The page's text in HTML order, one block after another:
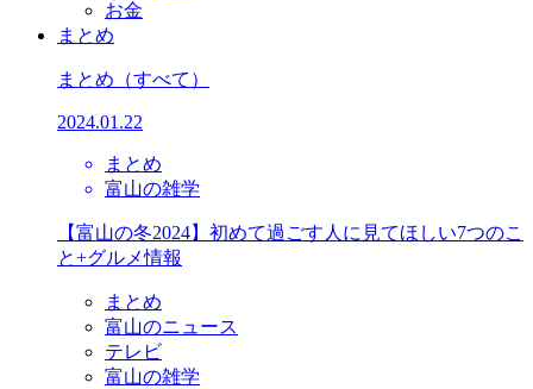
お金
まとめ
まとめ （すべて）
2024.01.22
まとめ
富山の雑学
【富山の冬2024】初めて過ごす人に見てほしい7つのこ
と+グルメ情報
まとめ
富山のニュース
テレビ
富山の雑学